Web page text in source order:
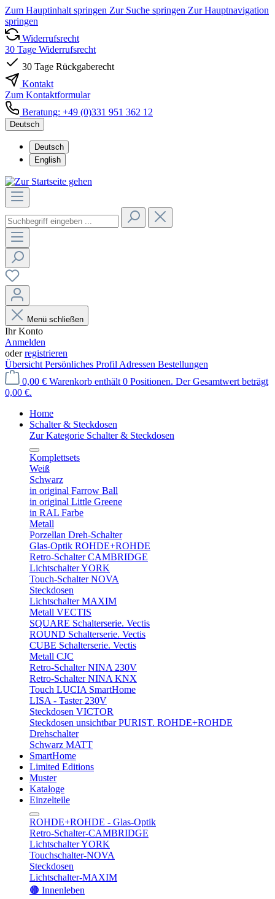
Zum Hauptinhalt springen Zur Suche springen Zur Hauptnavigation
springen
Widerrufsrecht
30 Tage Widerrufsrecht
30 Tage Rückgaberecht
Kontakt
Zum Kontaktformular
Beratung: +49 (0)331 951 362 12
Deutsch
Deutsch
English
Menü schließen
Ihr Konto
Anmelden
oderregistrieren
Übersicht Persönliches Profil Adressen Bestellungen
0,00 € Warenkorb enthält 0 Positionen. Der Gesamtwert beträgt
0,00 €.
Home
Schalter & Steckdosen
Zur Kategorie Schalter & Steckdosen
Komplettsets
Weiß
Schwarz
in original Farrow Ball
in original Little Greene
in RAL Farbe
Metall
Porzellan Dreh-Schalter
Glas-Optik ROHDE+ROHDE
Retro-Schalter CAMBRIDGE
Lichtschalter YORK
Touch-Schalter NOVA
Steckdosen
Lichtschalter MAXIM
Metall VECTIS
SQUARE Schalterserie. Vectis
ROUND Schalterserie. Vectis
CUBE Schalterserie. Vectis
Metall CJC
Retro-Schalter NINA 230V
Retro-Schalter NINA KNX
Touch LUCIA SmartHome
LISA - Taster 230V
Steckdosen VICTOR
Steckdosen unsichtbar PURIST. ROHDE+ROHDE
Drehschalter
Schwarz MATT
SmartHome
Limited Editions
Muster
Kataloge
Einzelteile
ROHDE+ROHDE - Glas-Optik
Retro-Schalter-CAMBRIDGE
Lichtschalter YORK
Touchschalter-NOVA
Steckdosen
Lichtschalter-MAXIM
🟤 Innenleben